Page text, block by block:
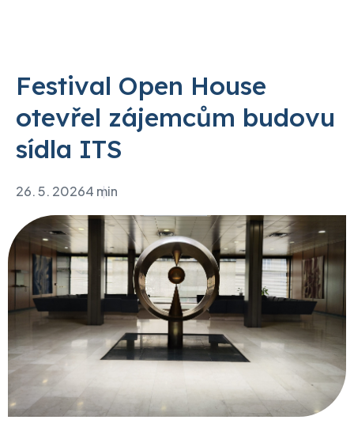
Festival Open House
otevřel zájemcům budovu
sídla ITS
26. 5. 20264 min